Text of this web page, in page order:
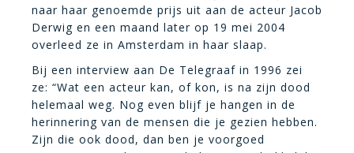
naar haar genoemde prijs uit aan de acteur Jacob
Derwig en een maand later op 19 mei 2004
overleed ze in Amsterdam in haar slaap.
Bij een interview aan De Telegraaf in 1996 zei
ze: “Wat een acteur kan, of kon, is na zijn dood
helemaal weg. Nog even blijf je hangen in de
herinnering van de mensen die je gezien hebben.
Zijn die ook dood, dan ben je voorgoed